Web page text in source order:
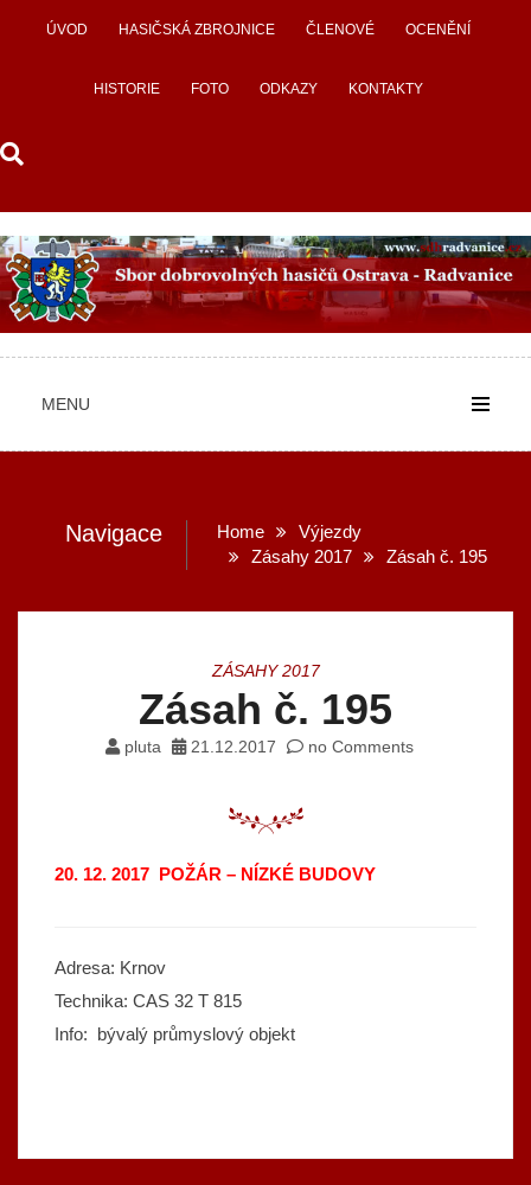
ÚVOD HASIČSKÁ ZBROJNICE ČLENOVÉ OCENĚNÍ
HISTORIE FOTO ODKAZY KONTAKTY
MENU
Navigace Home
Výjezdy
Zásahy 2017
Zásah č. 195
ZÁSAHY 2017
Zásah č. 195
pluta 21.12.2017 no Comments
20. 12. 2017 POŽÁR – NÍZKÉ BUDOVY
Adresa: Krnov
Technika: CAS 32 T 815
Info: bývalý průmyslový objekt